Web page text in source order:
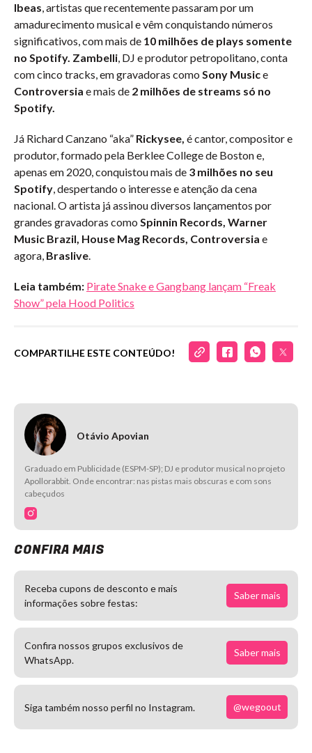
Ibeas, artistas que recentemente passaram por um
amadurecimento musical e vêm conquistando números
significativos, com mais de 10 milhões de plays somente
no Spotify. Zambelli, DJ e produtor petropolitano, conta
com cinco tracks, em gravadoras como Sony Musice
Controversia e mais de 2 milhões de streams só no
Spotify.
Já Richard Canzano “aka” Rickysee, é cantor, compositor e
produtor, formado pela Berklee College de Boston e,
apenas em 2020, conquistou mais de 3 milhões no seu
Spotify, despertando o interesse e atenção da cena
nacional. O artista já assinou diversos lançamentos por
grandes gravadoras como Spinnin Records, Warner
Music Brazil, House Mag Records, Controversia e
agora, Braslive.
Leia também: Pirate Snake e Gangbang lançam “Freak
Show” pela Hood Politics
COMPARTILHE ESTE CONTEÚDO!
Otávio Apovian
Graduado em Publicidade (ESPM-SP); DJ e produtor musical no projeto
Apollorabbit. Onde encontrar: nas pistas mais obscuras e com sons
cabeçudos
CONFIRA MAIS
Receba cupons de desconto e mais
informações sobre festas:
Saber mais
Confira nossos grupos exclusivos de
WhatsApp.
Saber mais
Siga também nosso perfil no Instagram. @wegoout